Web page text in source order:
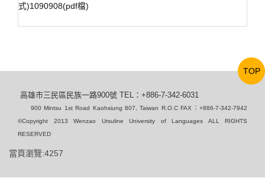
式)1090908(pdf檔)
高雄市三民區民族一路900號 TEL：+886-7-342-6031
900 Mintsu 1st Road Kaohsiung 807, Taiwan R.O.C FAX：+886-7-342-7942
©Copyright 2013 Wenzao Ursuline University of Languages ALL RIGHTS
RESERVED
當頁瀏覽:4257
TOP